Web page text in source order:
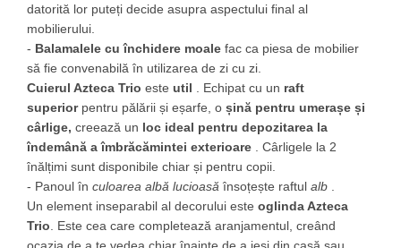
datorită lor puteți decide asupra aspectului final al
mobilierului.
- Balamalele cu închidere moale fac ca piesa de mobilier
să fie convenabilă în utilizarea de zi cu zi.
Cuierul Azteca Trio este util Echipat cu un raft
superiorpentru pălării și eșarfe, o șină pentru umerașe și
cârlige, creează un loc ideal pentru depozitarea la
îndemână a îmbrăcămintei exterioare
Cârligele la 2
înălțimi sunt disponibile chiar și pentru copii.
- Panoul în culoarea albă lucioasă însoțește raftul alb
Un element inseparabil al decorului este oglinda Azteca
Trio
Este cea care completează aranjamentul, creând
ocazia de a te vedea chiar înainte de a ieși din casă sau